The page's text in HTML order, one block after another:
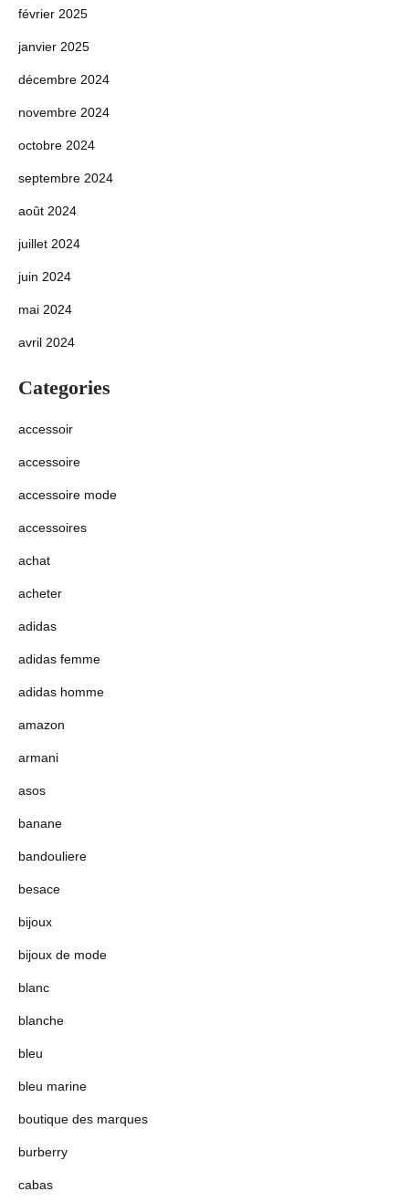
février 2025
janvier 2025
décembre 2024
novembre 2024
octobre 2024
septembre 2024
août 2024
juillet 2024
juin 2024
mai 2024
avril 2024
Categories
accessoir
accessoire
accessoire mode
accessoires
achat
acheter
adidas
adidas femme
adidas homme
amazon
armani
asos
banane
bandouliere
besace
bijoux
bijoux de mode
blanc
blanche
bleu
bleu marine
boutique des marques
burberry
cabas